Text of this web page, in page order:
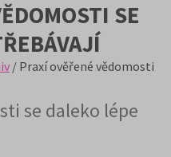
SE
/ Praxí ověřené vědomosti
se daleko lépe